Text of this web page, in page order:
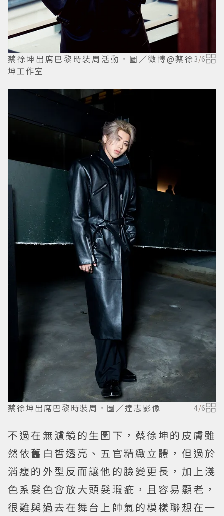
蔡徐坤出席巴黎時裝周活動。圖／微博@蔡徐
坤工作室
3/6
蔡徐坤出席巴黎時裝周。圖／達志影像 4/6
不過在無濾鏡的生圖下，蔡徐坤的皮膚雖
然依舊白皙透亮、五官精緻立體，但過於
消瘦的外型反而讓他的臉變更長，加上淺
色系髮色會放大頭髮瑕疵，且容易顯老，
很難與過去在舞台上帥氣的模樣聯想在一